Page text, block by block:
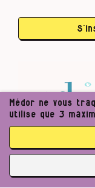
Médor ne vous
utilise que 3